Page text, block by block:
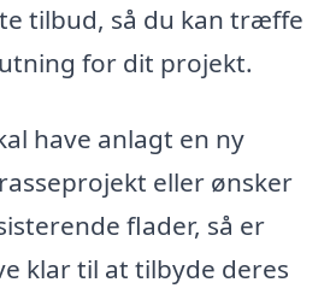
tilbud, så du kan træffe
for dit projekt.
have anlagt en ny
eller ønsker
flader, så er
klar til at tilbyde deres